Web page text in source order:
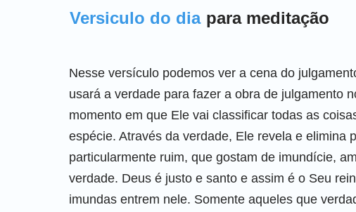
Versiculo do dia para meditação
Nesse versículo podemos ver a cena do
usará a verdade para fazer a obra de julgamento
momento em que Ele vai classificar todas as
espécie. Através da verdade, Ele revela e elimina
particularmente ruim, que gostam de imundície,
verdade. Deus é justo e santo e assim é o Seu
imundas entrem nele. Somente aqueles que